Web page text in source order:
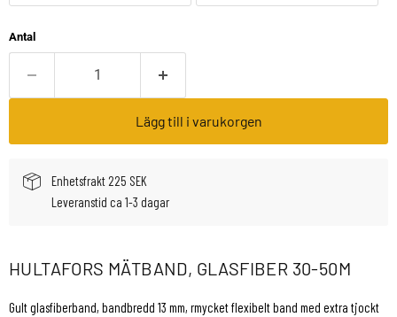
Antal
Lägg till i varukorgen
Enhetsfrakt 225 SEK
Leveranstid ca 1-3 dagar
HULTAFORS MÄTBAND, GLASFIBER 30-50M
Gult glasfiberband, bandbredd 13 mm, rmycket flexibelt band med extra tjockt